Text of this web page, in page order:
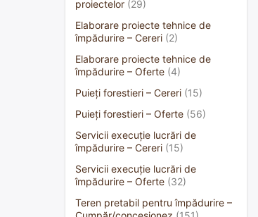
proiectelor (29)
Elaborare proiecte tehnice de
împădurire – Cereri (2)
Elaborare proiecte tehnice de
împădurire – Oferte (4)
Puieți forestieri – Cereri (15)
Puieți forestieri – Oferte (56)
Servicii execuție lucrări de
împădurire – Cereri (15)
Servicii execuție lucrări de
împădurire – Oferte (32)
Teren pretabil pentru împădurire –